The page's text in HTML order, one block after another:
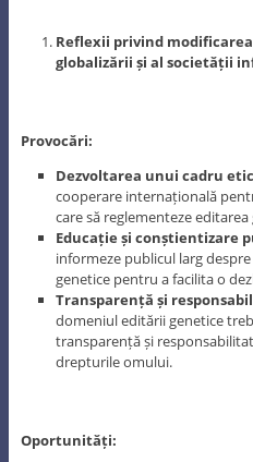
Reflexii privind
globalizării și al societății
Provocări:
Dezvoltarea unui cadru
cooperare internațională
care să reglementeze
Educație și conștientizare
informeze publicul larg
genetice pentru a facilita o
Transparență și
domeniul editării genetice
transparență și
drepturile omului.
Oportunități: